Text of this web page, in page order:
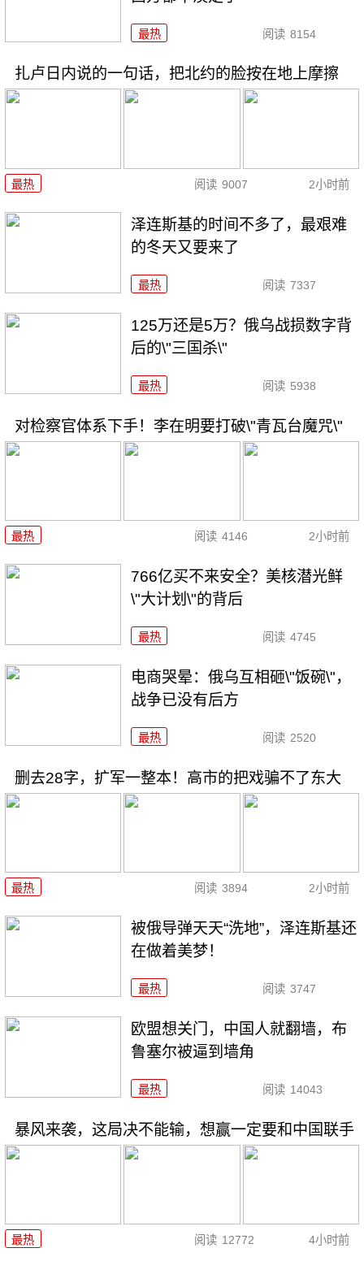
最热 阅读 8154
扎卢日内说的一句话，把北约的脸按在地上摩擦
最热 阅读 9007 2小时前
泽连斯基的时间不多了，最艰难
的冬天又要来了
最热 阅读 7337
125万还是5万？俄乌战损数字背
后的\"三国杀\"
最热 阅读 5938
对检察官体系下手！李在明要打破\"青瓦台魔咒\"
最热 阅读 4146 2小时前
766亿买不来安全？美核潜光鲜
\"大计划\"的背后
最热 阅读 4745
电商哭晕：俄乌互相砸\"饭碗\"，
战争已没有后方
最热 阅读 2520
删去28字，扩军一整本！高市的把戏骗不了东大
最热 阅读 3894 2小时前
被俄导弹天天“洗地”，泽连斯基还
在做着美梦！
最热 阅读 3747
欧盟想关门，中国人就翻墙，布
鲁塞尔被逼到墙角
最热 阅读 14043
暴风来袭，这局决不能输，想赢一定要和中国联手
最热 阅读 12772 4小时前